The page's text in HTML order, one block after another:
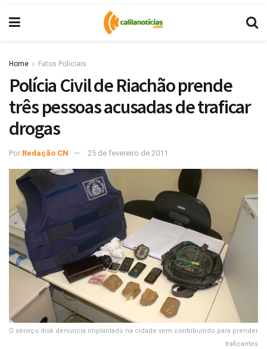
Home Fatos Policiais
Polícia Civil de Riachão prende
três pessoas acusadas de traficar
drogas
Por Redação CN 25 de fevereiro de 2011
O serviço disk denuncia implantado na cidade vem contribuindo para prender
traficantes